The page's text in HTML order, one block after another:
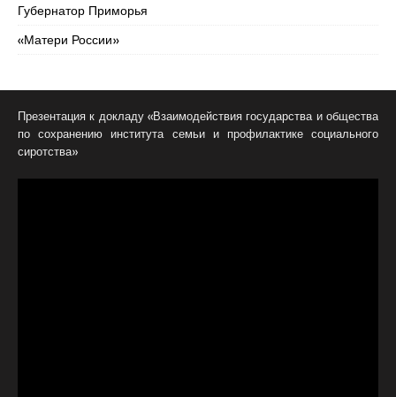
Губернатор Приморья
«Матери России»
Презентация к докладу «Взаимодействия государства и общества
по сохранению института семьи и профилактике социального
сиротства»